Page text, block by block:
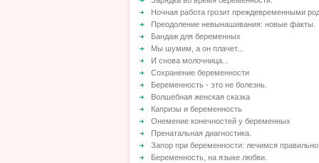
Ночная работа грозит преждевременными
Преодоление невынашивания: новые факты.
Бандаж для беременных
Мы шумим, а он плачет...
И снова молочница...
Сохранение беременности
Беременность - это не болезнь.
Волшебная женская сказка
Капризы и беременность
Онемение конечностей у беременных
Пренатальная диагностика.
Запор при беременности: лечимся
Беременность, на языке любви.